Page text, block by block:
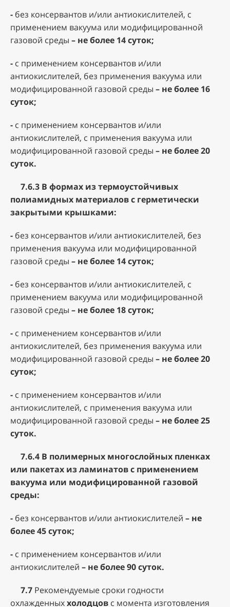
- без консервантов и/или антиокислителей, с
применением вакуума или модифицированной
газовой среды – не более 14 суток;
- с применением консервантов и/или
антиокислителей, без применения вакуума или
модифицированной газовой среды – не более 16
суток;
- с применением консервантов и/или
антиокислителей, с применения вакуума или
модифицированной газовой среды – не более 20
суток.
7.6.3 В формах из термоустойчивых
полиамидных материалов с герметически
закрытыми крышками:
- без консервантов и/или антиокислителей, без
применения вакуума или модифицированной
газовой среды – не более 14 суток;
- без консервантов и/или антиокислителей, с
применением вакуума или модифицированной
газовой среды – не более 18 суток;
- с применением консервантов и/или
антиокислителей, без применения вакуума или
модифицированной газовой среды – не более 20
суток;
- с применением консервантов и/или
антиокислителей, с применения вакуума или
модифицированной газовой среды – не более 25
суток.
7.6.4 В полимерных многослойных пленках
или пакетах из ламинатов с применением
вакуума или модифицированной газовой
среды:
- без консервантов и/или антиокислителей – не
более 45 суток;
- с применением консервантов и/или
антиокислителей – не более 90 суток.
7.7 Рекомендуемые сроки годности
охлажденныххолодцов с момента изготовления